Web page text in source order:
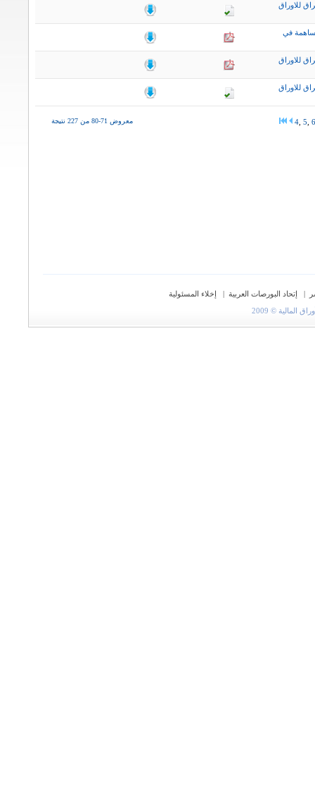
للاوراق
في
للاوراق
للاوراق
معروض 71-80 من 227 نتيجة 4 5 6
| إتحاد البورصات العربية |
إخلاء المسئولية
© 2009